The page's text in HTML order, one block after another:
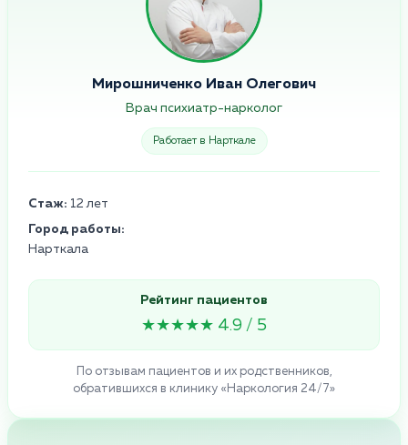
Мирошниченко Иван Олегович
Врач психиатр-нарколог
Работает в Нарткале
Стаж: 12 лет
Город работы:
Нарткала
Рейтинг пациентов
★★★★★ 4.9 / 5
По отзывам пациентов и их родственников,
обратившихся в клинику «Наркология 24/7»